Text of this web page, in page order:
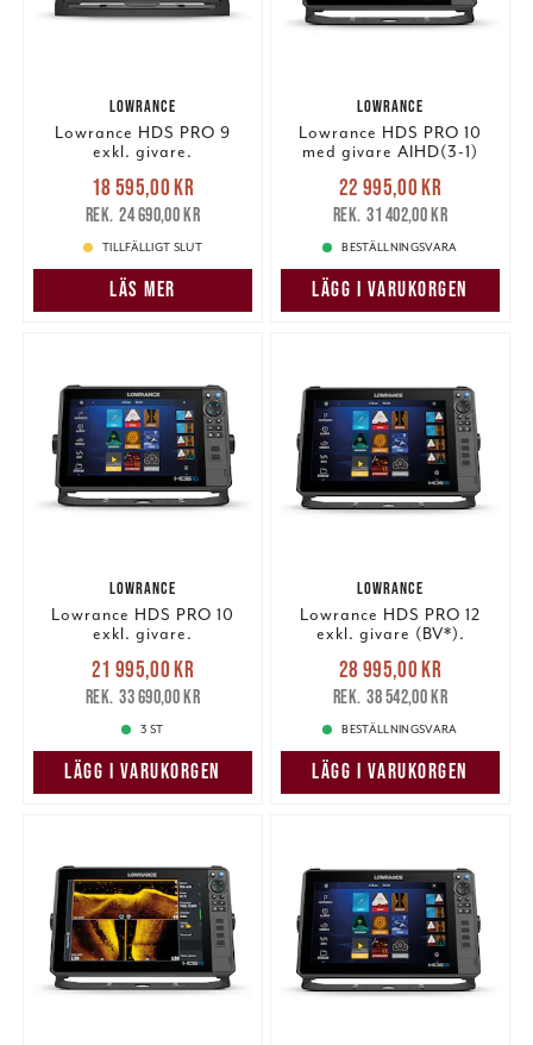
LOWRANCE
Lowrance HDS PRO 9
exkl. givare.
Nuvarande pris
18 595,00 krTidigare pris
24 690,00 kr
18 595,00 kr
24 690,00 kr
TILLFÄLLIGT SLUT
LÄS MER
LOWRANCE
Lowrance HDS PRO 10
med givare AIHD(3-1)
Nuvarande pris
22 995,00 krTidigare pris
31 402,00 kr
22 995,00 kr
31 402,00 kr
BESTÄLLNINGSVARA
LÄGG I VARUKORGEN
LOWRANCE
Lowrance HDS PRO 10
exkl. givare.
Nuvarande pris
21 995,00 krTidigare pris
33 690,00 kr
21 995,00 kr
33 690,00 kr
3 ST
LÄGG I VARUKORGEN
LOWRANCE
Lowrance HDS PRO 12
exkl. givare (BV*).
Nuvarande pris
28 995,00 krTidigare pris
38 542,00 kr
28 995,00 kr
38 542,00 kr
BESTÄLLNINGSVARA
LÄGG I VARUKORGEN